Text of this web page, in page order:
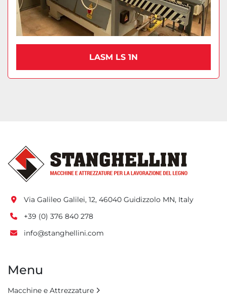
LASM LS 1N
Via Galileo Galilei, 12, 46040 Guidizzolo MN, Italy
+39 (0) 376 840 278
info@stanghellini.com
Menu
Macchine e Attrezzature